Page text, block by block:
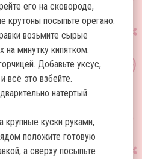
его на сковороде,
крутоны посыпьте орегано.
возьмите сырые
на минутку кипятком.
Добавьте уксус,
всё это взбейте.
натертый
крупные куски руками,
положите готовую
а сверху посыпьте